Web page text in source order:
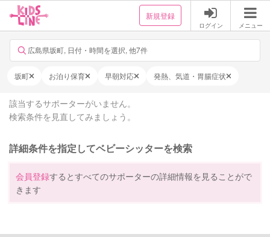
新規登録
ログイン メニュー
広島県坂町, 日付・時間を選択, 他7件
坂町 お泊り保育 早朝対応 発熱、気道・胃腸症状
該当するサポーターがいません。
検索条件を見直してみましょう。
詳細条件を指定してベビーシッターを検索
会員登録するとすべてのサポーターの詳細情報を見ることがで
きます